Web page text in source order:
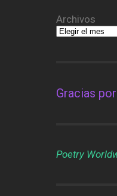
Archivos
Gracias
Poetry